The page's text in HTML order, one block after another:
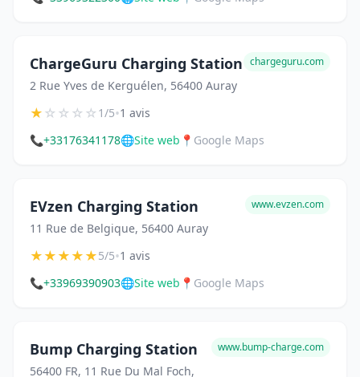
ChargeGuru Charging Station
2 Rue Yves de Kerguélen, 56400 Auray
chargeguru.com
★☆☆☆☆1/5•1 avis
📞+33176341178🌐Site web 📍 Google Maps
EVzen Charging Station
11 Rue de Belgique, 56400 Auray
www.evzen.com
★★★★★5/5•1 avis
📞+33969390903🌐Site web 📍 Google Maps
Bump Charging Station
56400 FR, 11 Rue Du Mal Foch,
www.bump-charge.com